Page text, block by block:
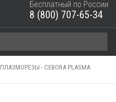
Бесплатный по России
8 (800) 707-65-34
ПЛАЗМОРЕЗЫ - CEBORA PLASMA
ЗАКРЫТЬ КОРЗИНУ